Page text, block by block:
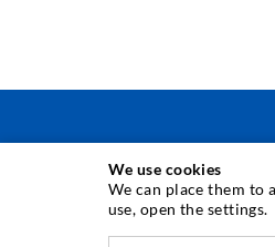
INJEKTÁŽNÍ
We use cookies
We can place them to
use, open the settings.